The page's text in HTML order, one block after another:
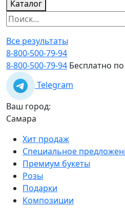
Каталог
Все результаты
8-800-500-79-94
8-800-500-79-94 Бесплатно
Telegram
Ваш город:
Самара
Хит продаж
Специальное
Премиум букеты
Розы
Подарки
Композиции